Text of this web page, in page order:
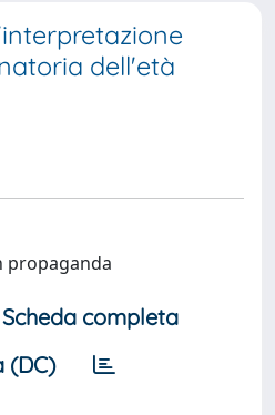
dell'età
propaganda
Scheda completa
(DC)